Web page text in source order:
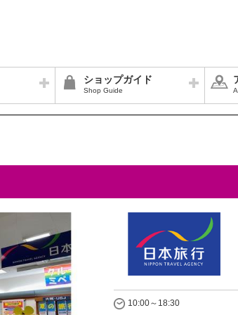
ショップガイド
Shop Guide
10:00～18:30